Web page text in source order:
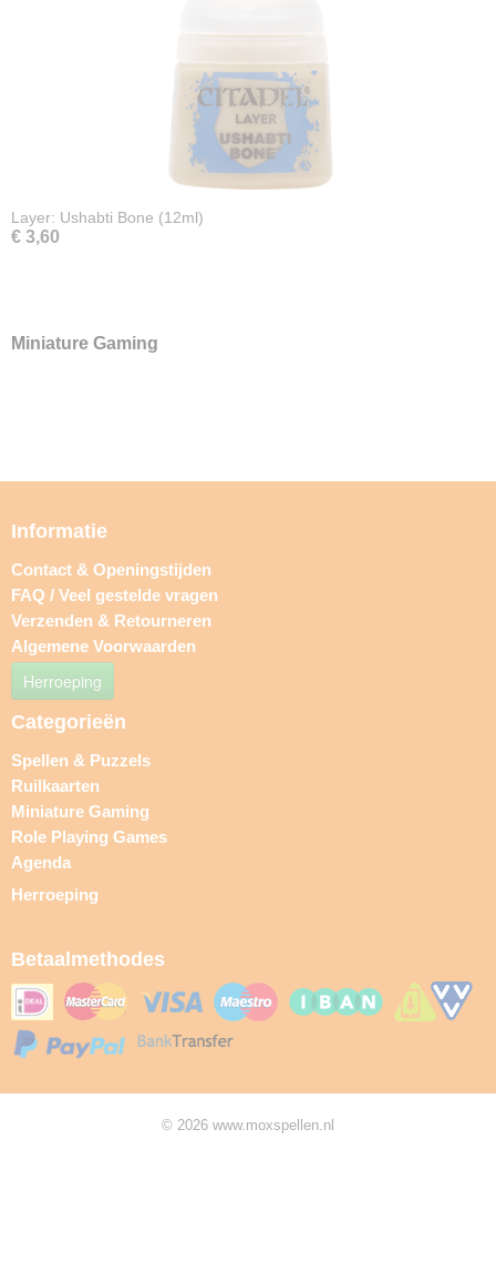
Layer: Ushabti Bone (12ml)
€ 3,60
Miniature Gaming
Informatie
Contact & Openingstijden
FAQ / Veel gestelde vragen
Verzenden & Retourneren
Algemene Voorwaarden
Herroeping
Categorieën
Spellen & Puzzels
Ruilkaarten
Miniature Gaming
Role Playing Games
Agenda
Herroeping
Betaalmethodes
© 2026 www.moxspellen.nl